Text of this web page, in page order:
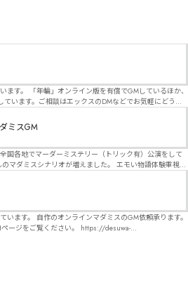
す。 「年輪」オンライン版を有償でGMしているほか、
います。ご相談はエックスのDMなどでお気軽にどう
ミスGM
国各地でマーダーミステリー（トリック有）公演をして
というジャンル名でたくさんあるため、そのようなシナ
本格推理マーダーミステリーを見つけることが難しくな
ます。 自作のオンラインマダミスのGM依頼承ります。
覧ください。 https://desuwa-
ＢＯＯＴＨの概要を確認した上で、依頼してくださ